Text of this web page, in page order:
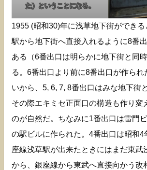
た）ということになる。
1955 (昭和30)年に浅草地下街ができ
駅から地下街へ直接入れるように8番
ある（6番出口は明らかに地下街と同
る。6番出口より前に8番出口が作られ
いから、5, 6, 7, 8番出口はみな地下街
その際エキミセ正面口の構造も作り変
のが自然だ。ちなみに1番出口は雷門
の駅ビルに作られた。4番出口は昭和4
座線浅草駅が出来たときにはまだ東武
から、銀座線から東武へ直接向かう改